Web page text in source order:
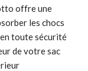
offre une
les chocs
toute sécurité
de votre sac